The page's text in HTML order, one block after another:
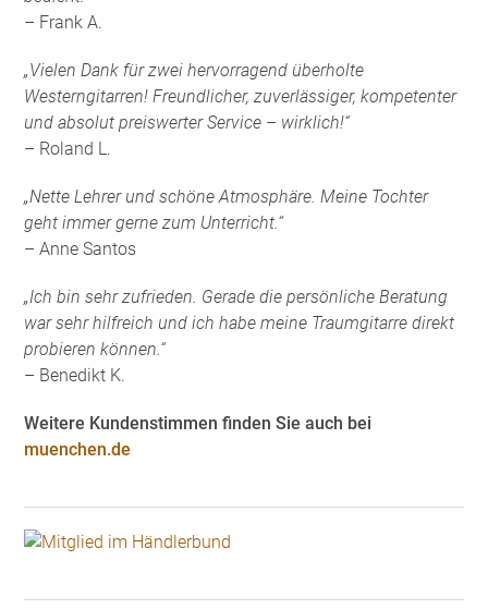
– Frank A.
„Vielen Dank für zwei hervorragend überholte
Westerngitarren! Freundlicher, zuverlässiger, kompetenter
und absolut preiswerter Service – wirklich!“
– Roland L.
„Nette Lehrer und schöne Atmosphäre. Meine Tochter
geht immer gerne zum Unterricht.“
– Anne Santos
„Ich bin sehr zufrieden. Gerade die persönliche Beratung
war sehr hilfreich und ich habe meine Traumgitarre direkt
probieren können.“
– Benedikt K.
Weitere Kundenstimmen finden Sie auch bei
muenchen.de